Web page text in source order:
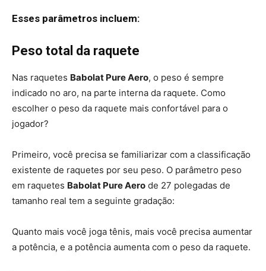
Esses parâmetros incluem:
Peso total da raquete
Nas raquetes Babolat Pure Aero, o peso é sempre
indicado no aro, na parte interna da raquete. Como
escolher o peso da raquete mais confortável para o
jogador?
Primeiro, você precisa se familiarizar com a classificação
existente de raquetes por seu peso. O parâmetro peso
em raquetes Babolat Pure Aero de 27 polegadas de
tamanho real tem a seguinte gradação:
Quanto mais você joga tênis, mais você precisa aumentar
a potência, e a potência aumenta com o peso da raquete.